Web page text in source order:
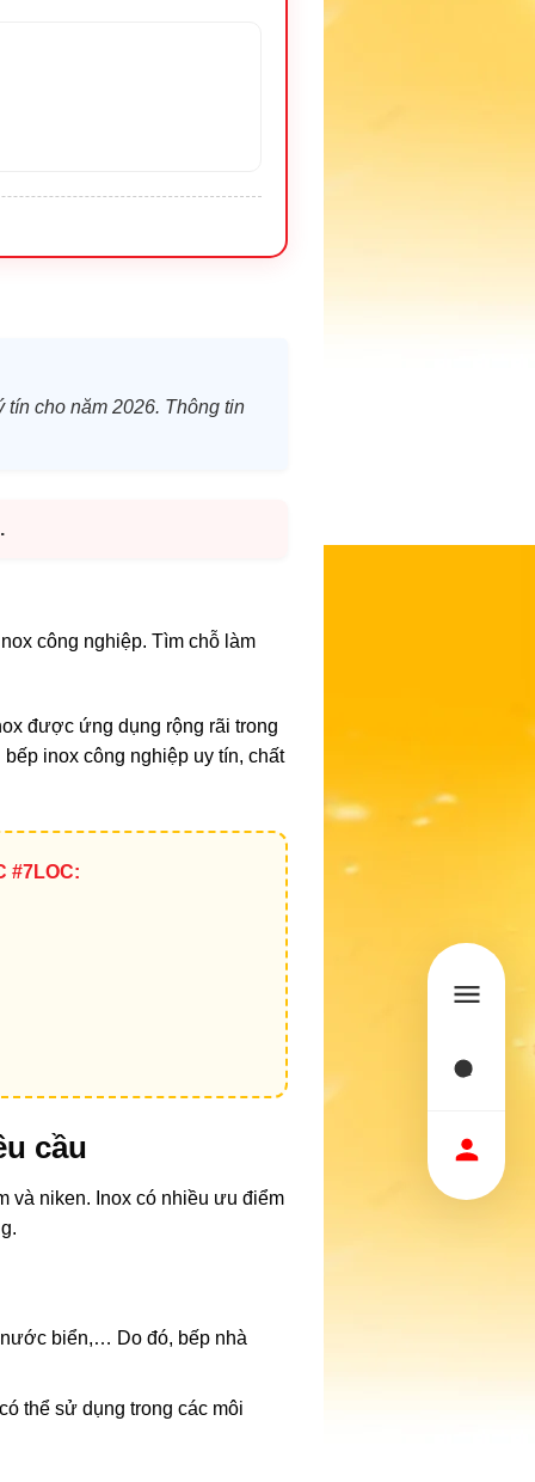
cho năm 2026. Thông tin
công nghiệp. Tìm chỗ làm
được ứng dụng rộng rãi trong
inox công nghiệp uy tín, chất
#7LOC:
cầu
và niken. Inox có nhiều ưu điểm
nước biển,… Do đó, bếp nhà
thể sử dụng trong các môi